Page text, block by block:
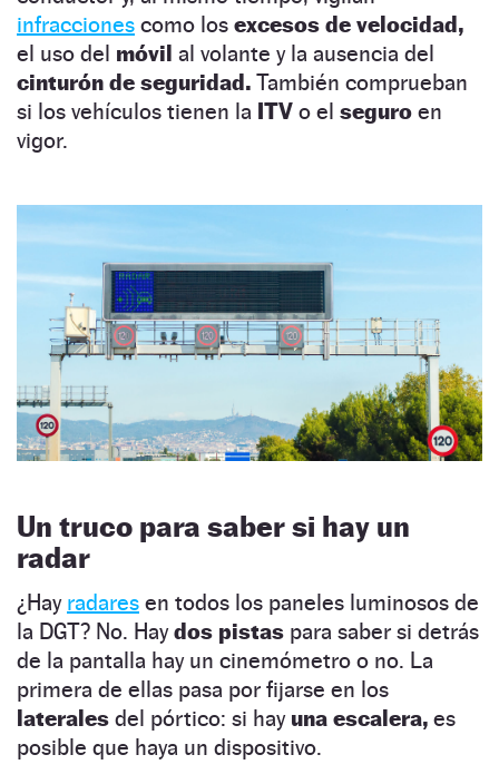
infracciones como los excesos de velocidad,
el uso del móvil al volante y la ausencia del
cinturón de seguridad. También comprueban
si los vehículos tienen la ITV o el seguro en
vigor.
Un truco para saber si hay un
radar
¿Hay radares en todos los paneles luminosos de
la DGT? No. Haydos pistas para saber si detrás
de la pantalla hay un cinemómetro o no. La
primera de ellas pasa por fijarse en los
laterales del pórtico: si hay una escalera, es
posible que haya un dispositivo.